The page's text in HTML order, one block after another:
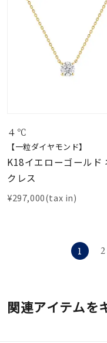
４℃
【一粒ダイヤモンド】
K18イエローゴールド
クレス
¥297,000(tax in)
1 2
関連アイテムを